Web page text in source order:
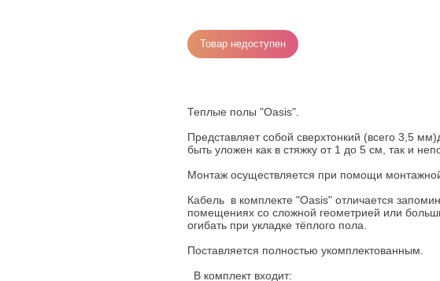
Товар недоступен
Теплые полы "Oasis".
Представляет собой сверхтонкий (всего 3,5
быть уложен как в стяжку от 1 до 5 см, так и
Монтаж осуществляется при помощи
Кабель в комплекте "Оasis" отличается
помещениях со сложной геометрией или
огибать при укладке тёплого пола.
Поставляется полностью укомплектованным.
В комплект входит: